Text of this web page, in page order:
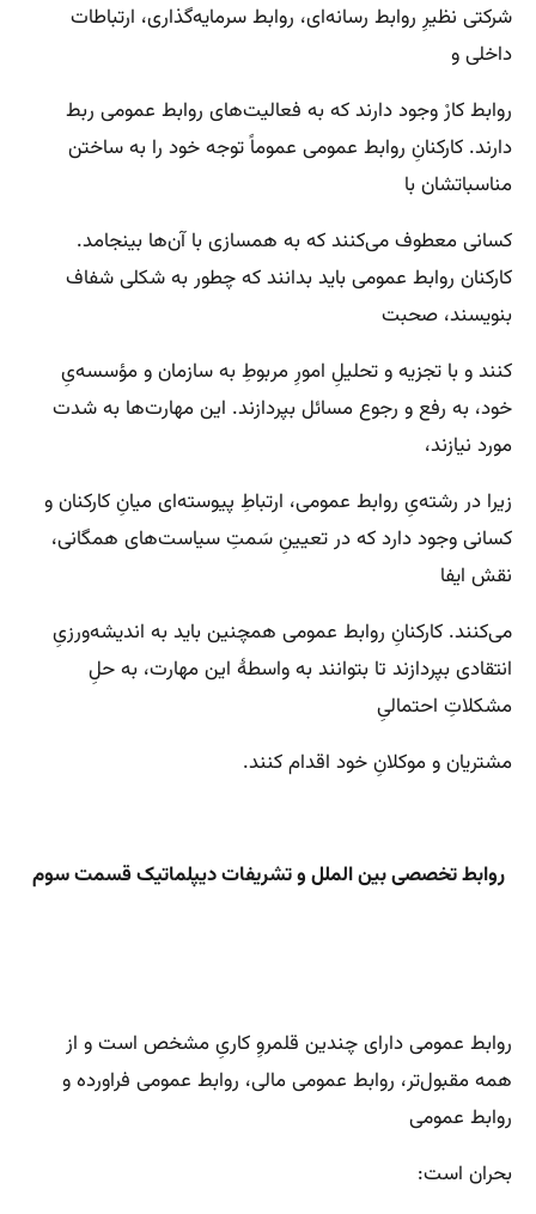
شرکتی نظیرِ روابط رسانه‌ای، روابط سرمایه‌گذاری، ارتباطات
داخلی و
روابط کارْ وجود دارند که به فعالیت‌های روابط عمومی ربط
دارند. کارکنانِ روابط عمومی عموماً توجه خود را به ساختن
مناسباتشان با
کسانی معطوف می‌کنند که به همسازی با آن‌ها بینجامد.
کارکنان روابط عمومی باید بدانند که چطور به شکلی شفاف
بنویسند، صحبت
کنند و با تجزیه و تحلیلِ امورِ مربوطِ به سازمان و مؤسسه‌یِ
خود، به رفع و رجوع مسائل بپردازند. این مهارت‌ها به شدت
مورد نیازند،
زیرا در رشته‌یِ روابط عمومی، ارتباطِ پیوسته‌ای میانِ کارکنان و
کسانی وجود دارد که در تعیینِ سَمتِ سیاست‌های همگانی،
نقش ایفا
می‌کنند. کارکنانِ روابط عمومی همچنین باید به اندیشه‌ورزیِ
انتقادی بپردازند تا بتوانند به واسطهٔ این مهارت، به حلِ
مشکلاتِ احتمالیِ
مشتریان و موکلانِ خود اقدام کنند.
روابط تخصصی بین الملل و تشریفات دیپلماتیک قسمت سوم
روابط عمومی دارای چندین قلمروِ کاریِ مشخص است و از
همه مقبول‌تر، روابط عمومی مالی، روابط عمومی فراورده و
روابط عمومی
بحران است: